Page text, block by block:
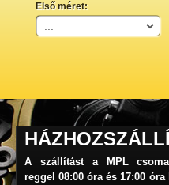
Első méret:
A szállítást a MPL
reggel 08:00 óra és 17:00